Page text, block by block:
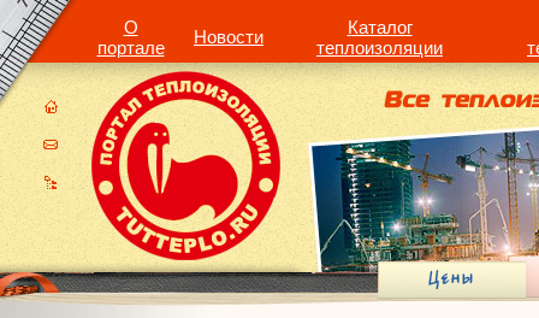
О
портале
Новости
Каталог
теплоизоляции